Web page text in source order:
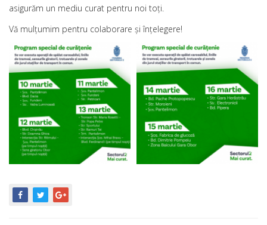
asigurăm un mediu curat pentru noi toți.
Vă mulțumim pentru colaborare și înțelegere!